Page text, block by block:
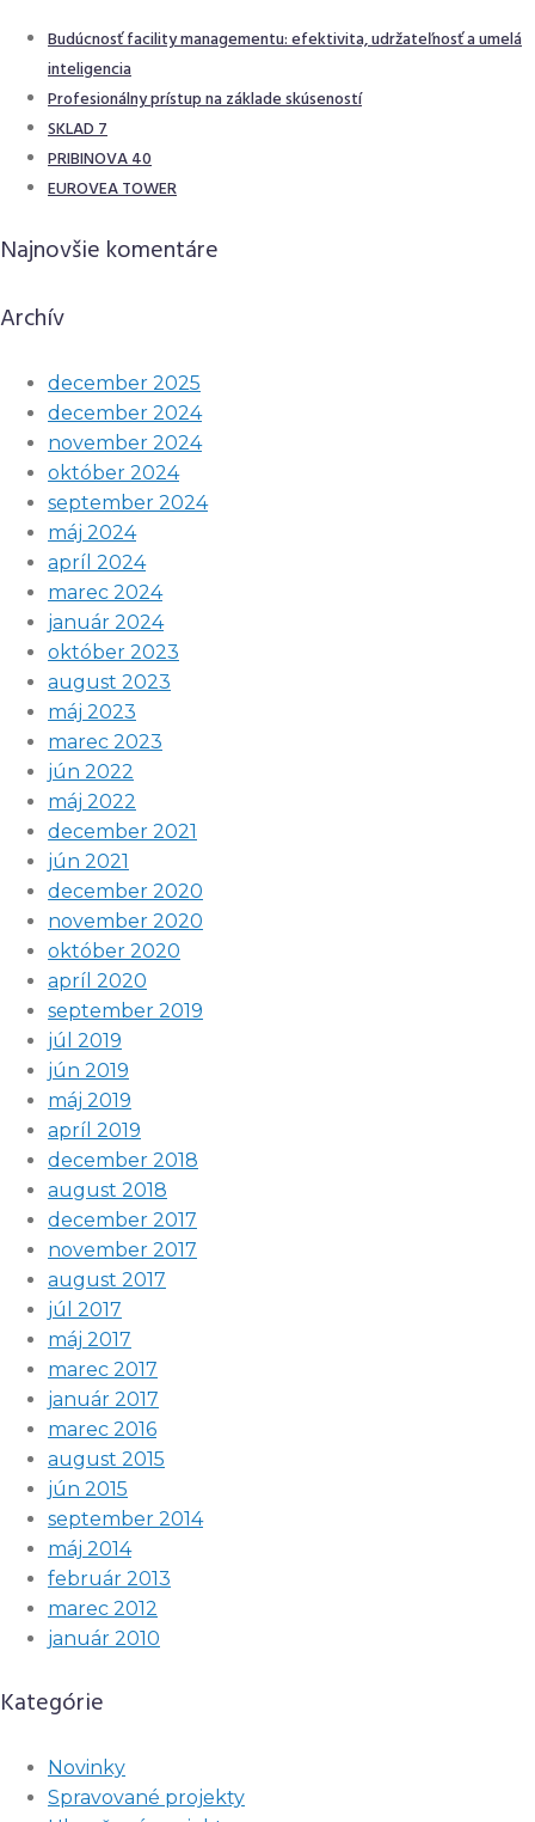
Budúcnosť facility managementu: efektivita, udržateľnosť a umelá
inteligencia
Profesionálny prístup na základe skúseností
SKLAD 7
PRIBINOVA 40
EUROVEA TOWER
Najnovšie komentáre
Archív
december 2025
december 2024
november 2024
október 2024
september 2024
máj 2024
apríl 2024
marec 2024
január 2024
október 2023
august 2023
máj 2023
marec 2023
jún 2022
máj 2022
december 2021
jún 2021
december 2020
november 2020
október 2020
apríl 2020
september 2019
júl 2019
jún 2019
máj 2019
apríl 2019
december 2018
august 2018
december 2017
november 2017
august 2017
júl 2017
máj 2017
marec 2017
január 2017
marec 2016
august 2015
jún 2015
september 2014
máj 2014
február 2013
marec 2012
január 2010
Kategórie
Novinky
Spravované projekty